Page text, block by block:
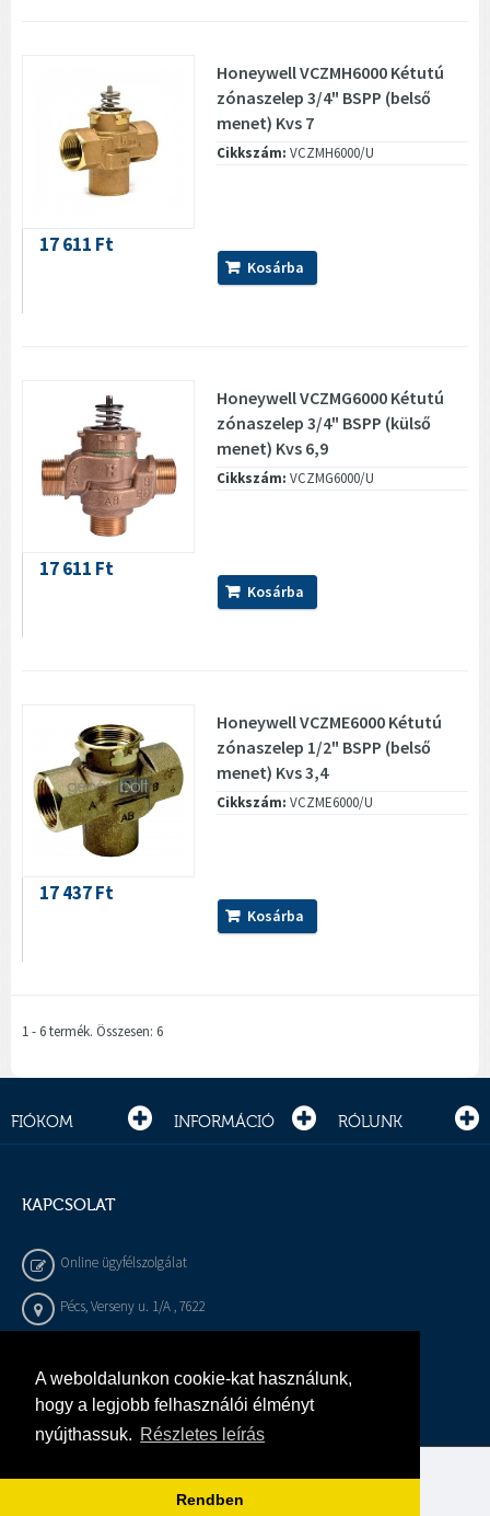
A weboldalunkon cookie-kat használunk,
hogy a legjobb felhasználói élményt
nyújthassuk. Részletes leírás
Rendben
Honeywell VCZMH6000 Kétutú
zónaszelep 3/4" BSPP (belső
menet) Kvs 7
Cikkszám: VCZMH6000/U
17 611 Ft
Kosárba
Honeywell VCZMG6000 Kétutú
zónaszelep 3/4" BSPP (külső
menet) Kvs 6,9
Cikkszám: VCZMG6000/U
17 611 Ft
Kosárba
Honeywell VCZME6000 Kétutú
zónaszelep 1/2" BSPP (belső
menet) Kvs 3,4
Cikkszám: VCZME6000/U
17 437 Ft
Kosárba
1 - 6 termék. Összesen: 6
FIÓKOM INFORMÁCIÓ RÓLUNK
KAPCSOLAT
Online ügyfélszolgálat
Pécs, Verseny u. 1/A , 7622
info@gepeszbolt.hu
Árukereső, a hiteles vásárlási kalauz
Murányi Épületgépészet Kft.